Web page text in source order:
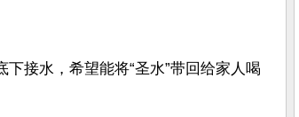
接水，希望能将“圣水”带回给家人喝